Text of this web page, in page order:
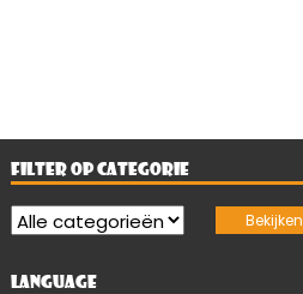
FILTER OP CATEGORIE
LANGUAGE